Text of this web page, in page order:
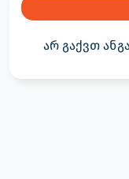
არ გაქვთ